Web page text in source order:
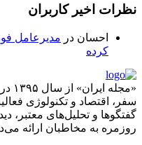
نظرات اخیر کاربران
احسان در مدیرعامل
کرده
سفر، اقتصاد و تکنولوژی
گفتگوها و تحلیل‌های معتبر،
روزمره به مخاطبان ارائه